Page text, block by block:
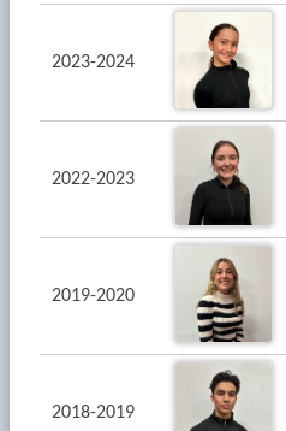
2023-2024
2022-2023
2019-2020
2018-2019